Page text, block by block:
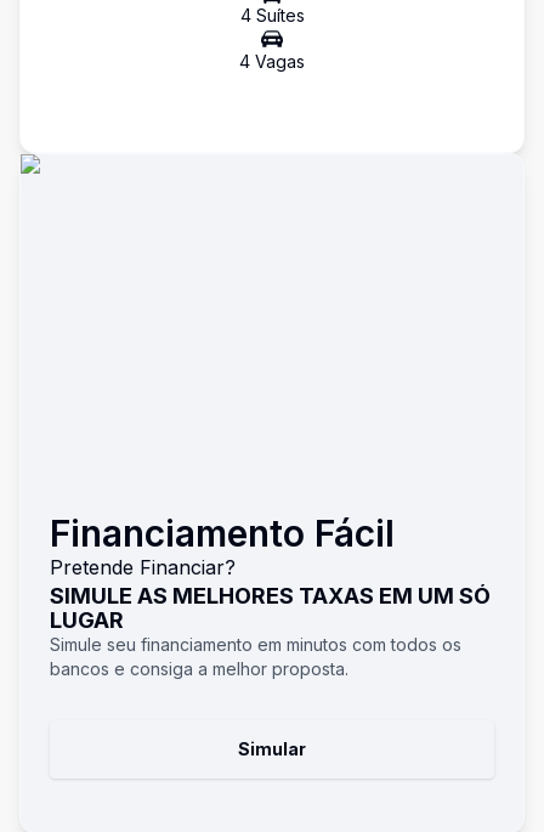
4Suítes
4 Vagas
Financiamento Fácil
Pretende Financiar?
SIMULE AS MELHORES TAXAS EM UM SÓ
LUGAR
Simule seu financiamento em minutos com todos os
bancos e consiga a melhor proposta.
Simular